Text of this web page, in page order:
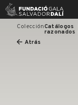
Skip
ColecciónCatálogos
razonados
Atrás